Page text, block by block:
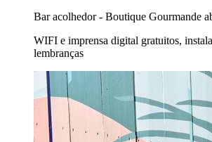
Bar acolhedor - Boutique Gourmande
WIFI e imprensa digital gratuitos,
lembranças